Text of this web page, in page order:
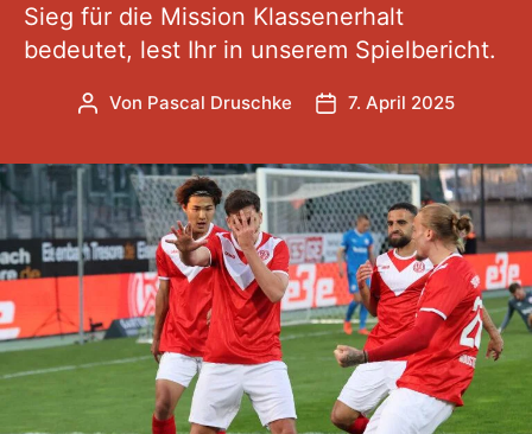
Sieg für die Mission Klassenerhalt
bedeutet, lest Ihr in unserem Spielbericht.
Beitragsautor
Von Pascal Druschke 7. April 2025